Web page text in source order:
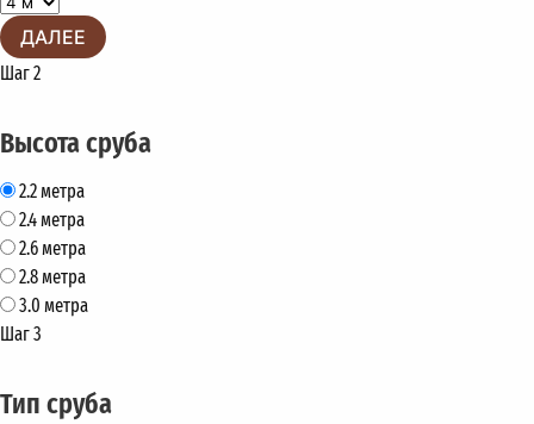
ДАЛЕЕ
Шаг 2
Высота сруба
2.2 метра
2.4 метра
2.6 метра
2.8 метра
3.0 метра
Шаг 3
Тип сруба